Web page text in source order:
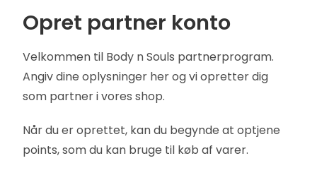
Opret partner konto
Velkommen til Body n Souls partnerprogram.
Angiv dine oplysninger her og vi opretter dig
som partner i vores shop.
Når du er oprettet, kan du begynde at optjene
points, som du kan bruge til køb af varer.